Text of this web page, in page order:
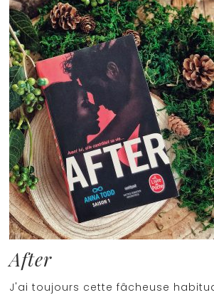
After
J'ai toujours cette fâcheuse